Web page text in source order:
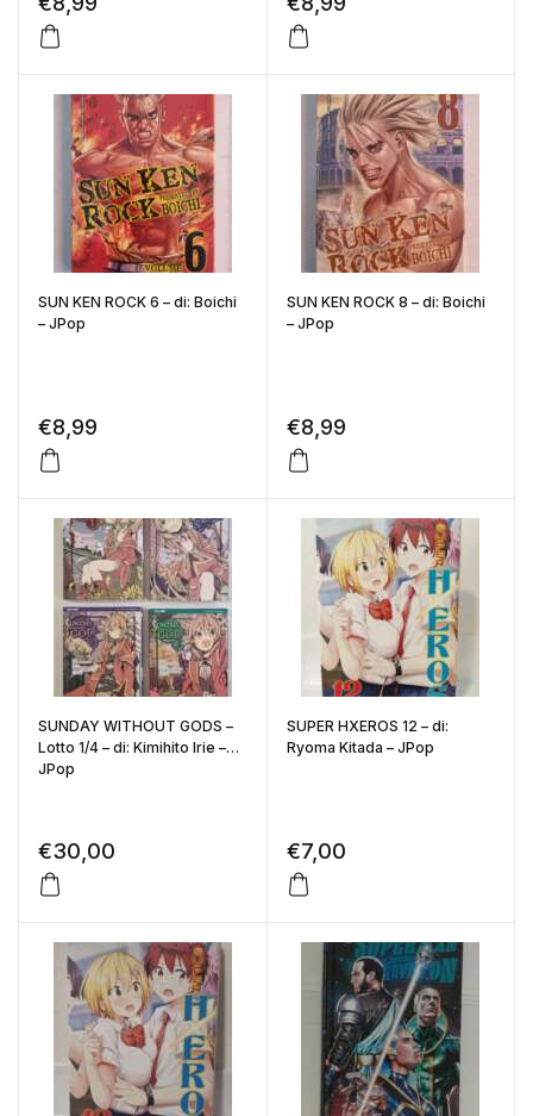
SUN KEN ROCK 6 – di: Boichi
– JPop
€8,99
SUN KEN ROCK 8 – di: Boichi
– JPop
€8,99
SUNDAY WITHOUT GODS –
Lotto 1/4 – di: Kimihito Irie –
JPop
€30,00
SUPER HXEROS 12 – di:
Ryoma Kitada – JPop
€7,00